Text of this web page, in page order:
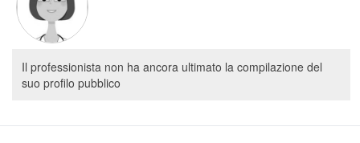
Il professionista non ha ancora ultimato la compilazione del
suo profilo pubblico